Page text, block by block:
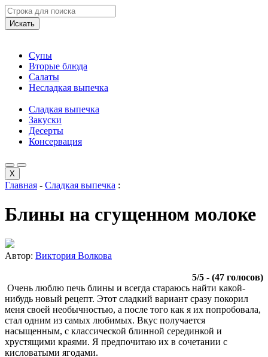
Искать
Супы
Вторые блюда
Салаты
Несладкая выпечка
Сладкая выпечка
Закуски
Десерты
Консервация
X
Главная - Сладкая выпечка :
Блины на сгущенном молоке
Автор: Виктория Волкова
5/5 - (47 голосов)
Очень люблю печь блины и всегда стараюсь найти какой-
нибудь новый рецепт. Этот сладкий вариант сразу покорил
меня своей необычностью, а после того как я их попробовала,
стал одним из самых любимых. Вкус получается
насыщенным, с классической блинной серединкой и
хрустящими краями. Я предпочитаю их в сочетании с
кисловатыми ягодами.